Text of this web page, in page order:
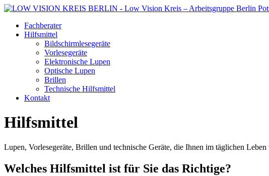
Fachberater
Hilfsmittel
Bildschirmlesegeräte
Vorlesegeräte
Elektronische Lupen
Optische Lupen
Brillen
Technische Hilfsmittel
Kontakt
Hilfsmittel
Lupen, Vorlesegeräte, Brillen und technische Geräte, die Ihnen im täglichen Leben
Welches Hilfsmittel ist für Sie das Richtige?